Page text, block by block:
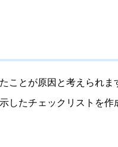
ことが原因と考えられま
したチェックリストを作